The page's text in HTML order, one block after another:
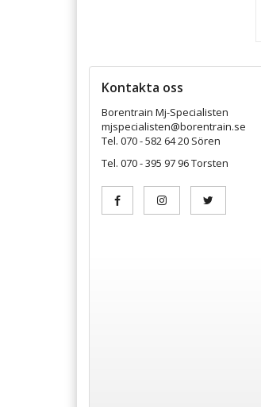
Kontakta oss
Borentrain Mj-Specialisten
mjspecialisten@borentrain.se
Tel. 070 - 582 64 20 Sören
Tel. 070 - 395 97 96 Torsten